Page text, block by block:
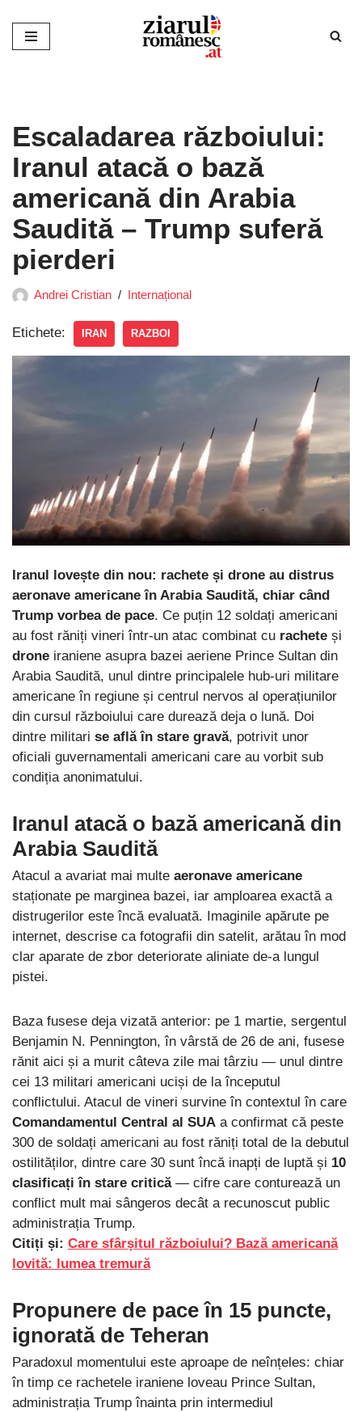
Sari
Escaladarea războiului:
Iranul atacă o bază
americană din Arabia
Saudită – Trump suferă
pierderi
Andrei Cristian Internațional
Etichete: IRAN RAZBOI
Iranul lovește din nou: rachete și drone au distrus
aeronave americane în Arabia Saudită, chiar când
Trump vorbea de pace. Ce puțin 12 soldați americani
au fost răniți vineri într-un atac combinat cu rachete și
drone iraniene asupra bazei aeriene Prince Sultan din
Arabia Saudită, unul dintre principalele hub-uri militare
americane în regiune și centrul nervos al operațiunilor
din cursul războiului care durează deja o lună. Doi
dintre militari se află în stare gravă, potrivit unor
oficiali guvernamentali americani care au vorbit sub
condiția anonimatului.
Iranul atacă o bază americană din
Arabia Saudită
Atacul a avariat mai multe aeronave americane
staționate pe marginea bazei, iar amploarea exactă a
distrugerilor este încă evaluată. Imaginile apărute pe
internet, descrise ca fotografii din satelit, arătau în mod
clar aparate de zbor deteriorate aliniate de-a lungul
pistei.
Baza fusese deja vizată anterior: pe 1 martie, sergentul
Benjamin N. Pennington, în vârstă de 26 de ani, fusese
rănit aici și a murit câteva zile mai târziu — unul dintre
cei 13 militari americani uciși de la începutul
conflictului. Atacul de vineri survine în contextul în care
Comandamentul Central al SUA a confirmat că peste
300 de soldați americani au fost răniți total de la debutul
ostilităților, dintre care 30 sunt încă inapți de luptă și 10
clasificați în stare critică— cifre care conturează un
conflict mult mai sângeros decât a recunoscut public
administrația Trump.
Citiți și: Care sfârșitul războiului? Bază americană
lovită: lumea tremură
Propunere de pace în 15 puncte,
ignorată de Teheran
Paradoxul momentului este aproape de neînțeles: chiar
în timp ce rachetele iraniene loveau Prince Sultan,
administrația Trump înainta prin intermediul